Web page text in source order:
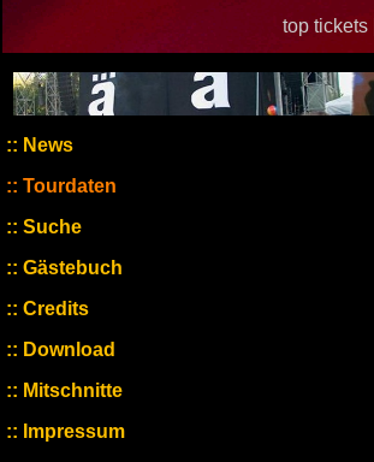
top tickets |
News
Tourdaten
Suche
Gästebuch
Credits
Download
Mitschnitte
Impressum